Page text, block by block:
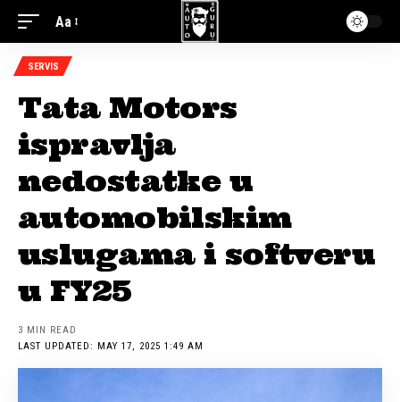
Aa
SERVIS
Tata Motors
ispravlja
nedostatke u
automobilskim
uslugama i softveru
u FY25
LAST UPDATED: MAY 17, 2025 1:49 AM
3 MIN READ